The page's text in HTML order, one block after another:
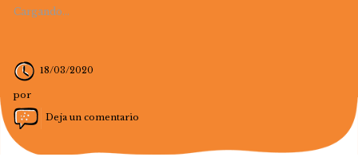
Cargando...
18/03/2020
por
Deja un comentario